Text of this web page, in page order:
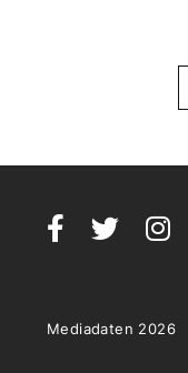
Mediadaten 2026